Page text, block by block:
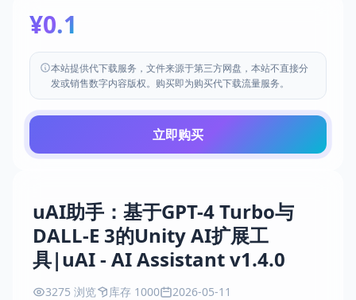
uAI助手：基于GPT-4 Turbo与
DALL-E 3的Unity AI扩展工
具|uAI - AI Assistant v1.4.0
3275 浏览 库存 1000 2026-05-11
¥0.1
本站提供代下载服务，文件来源于第三方网盘，本站不直接分
发或销售数字内容版权。购买即为购买代下载流量服务。
立即购买